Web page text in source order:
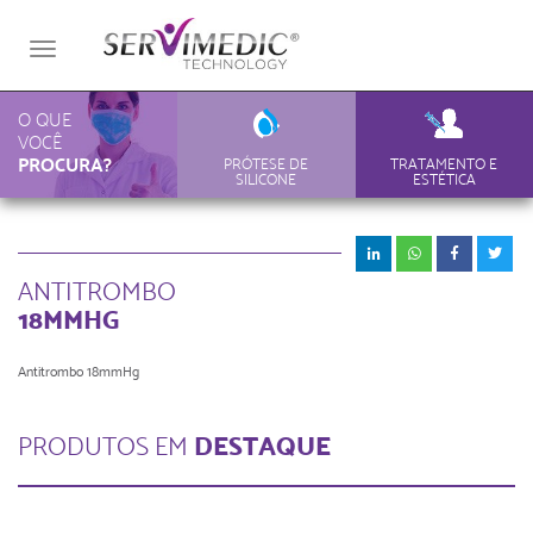
Toggle
O QUE
VOCÊ
PROCURA?
PRÓTESE DE
SILICONE
TRATAMENTO E
ESTÉTICA
ANTITROMBO
18MMHG
Antitrombo 18mmHg
PRODUTOS EM DESTAQUE